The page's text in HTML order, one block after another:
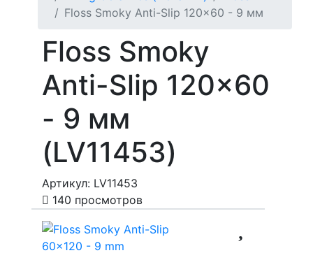
Floss Smoky Anti-Slip 120x60 - 9 мм
Floss Smoky
Anti-Slip 120x60
- 9 мм
(LV11453)
Артикул: LV11453
140 просмотров